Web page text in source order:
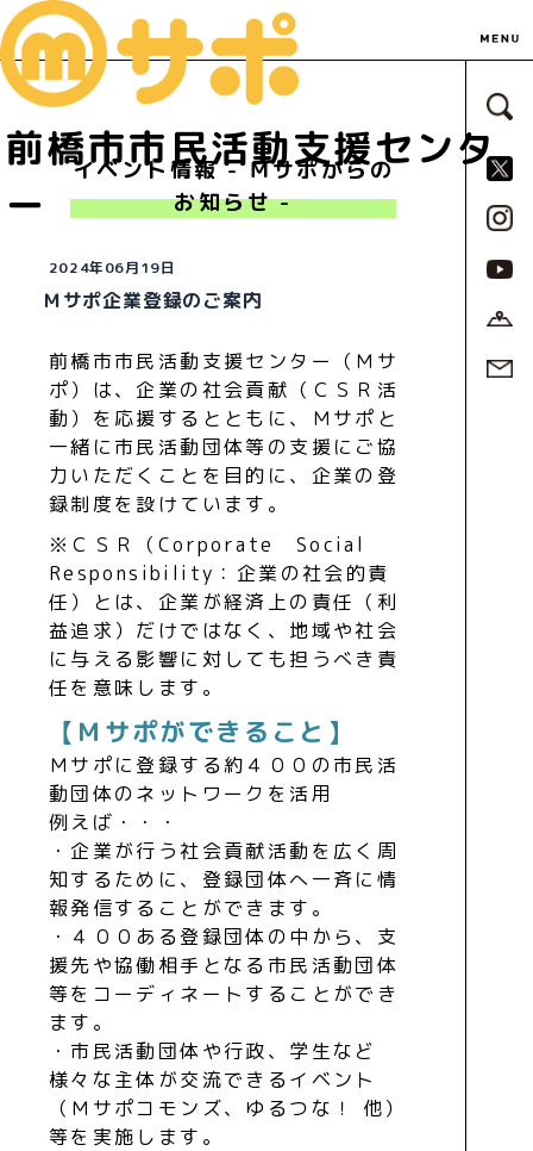
前橋市市民活動支援センタ
ー
サ
イベント情報 - Ｍサポからの
お知らせ -
2024年06月19日
Ｍサポ企業登録のご案内
前橋市市民活動支援センター（Ｍサ
ポ）は、企業の社会貢献（ＣＳＲ活
動）を応援するとともに、Ｍサポと
一緒に市民活動団体等の支援にご協
力いただくことを目的に、企業の登
録制度を設けています。
※ＣＳＲ（Corporate Social
Responsibility：企業の社会的責
任）とは、企業が経済上の責任（利
益追求）だけではなく、地域や社会
に与える影響に対しても担うべき責
任を意味します。
【Ｍサポができること】
Ｍサポに登録する約４００の市民活
動団体のネットワークを活用
例えば・・・
・企業が行う社会貢献活動を広く周
知するために、登録団体へ一斉に情
報発信することができます。
・４００ある登録団体の中から、支
援先や協働相手となる市民活動団体
等をコーディネートすることができ
ます。
・市民活動団体や行政、学生など
様々な主体が交流できるイベント
（Ｍサポコモンズ、ゆるつな！ 他）
等を実施します。